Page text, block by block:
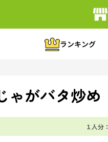
ランキング
ゃがバタ炒め
１人分：